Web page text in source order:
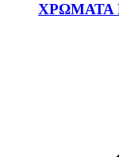
ΧΡΩΜΑΤΑ